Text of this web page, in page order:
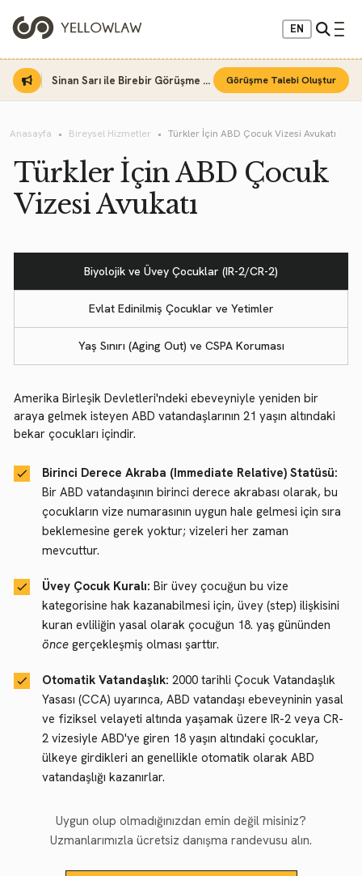
EN
Sinan Sarı ile Birebir Görüşme Fırsatı Görüşme Talebi Oluştur
Anasayfa Bireysel Hizmetler Türkler İçin ABD Çocuk Vizesi Avukatı
Türkler İçin ABD Çocuk
Vizesi Avukatı
Biyolojik ve Üvey Çocuklar (IR-2/CR-2)
Evlat Edinilmiş Çocuklar ve Yetimler
Yaş Sınırı (Aging Out) ve CSPA Koruması
Amerika Birleşik Devletleri'ndeki ebeveyniyle yeniden bir
araya gelmek isteyen ABD vatandaşlarının 21 yaşın altındaki
bekar çocukları içindir.
Birinci Derece Akraba (Immediate Relative) Statüsü:
Bir ABD vatandaşının birinci derece akrabası olarak, bu
çocukların vize numarasının uygun hale gelmesi için sıra
beklemesine gerek yoktur; vizeleri her zaman
mevcuttur.
Üvey Çocuk Kuralı: Bir üvey çocuğun bu vize
kategorisine hak kazanabilmesi için, üvey (step) ilişkisini
kuran evliliğin yasal olarak çocuğun 18. yaş gününden
önce gerçekleşmiş olması şarttır.
Otomatik Vatandaşlık: 2000 tarihli Çocuk Vatandaşlık
Yasası (CCA) uyarınca, ABD vatandaşı ebeveyninin yasal
ve fiziksel velayeti altında yaşamak üzere IR-2 veya CR-
2 vizesiyle ABD'ye giren 18 yaşın altındaki çocuklar,
ülkeye girdikleri an genellikle otomatik olarak ABD
vatandaşlığı kazanırlar.
Uygun olup olmadığınızdan emin değil misiniz?
Uzmanlarımızla ücretsiz danışma randevusu alın.